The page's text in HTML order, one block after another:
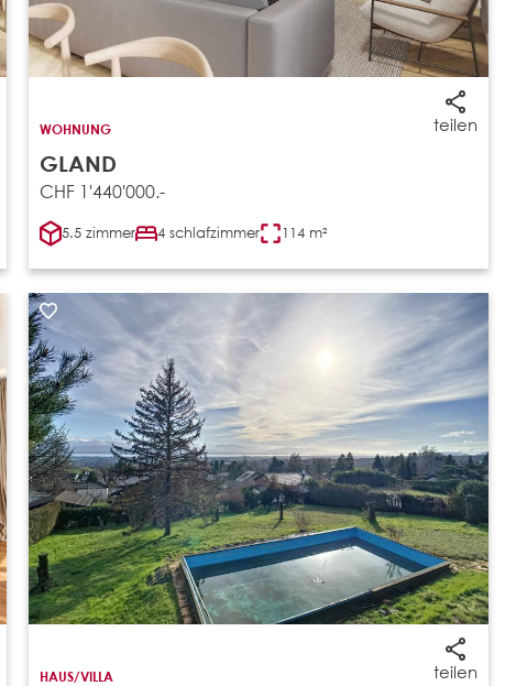
teilen
WOHNUNG
GLAND
CHF 1'440'000.-
5.5 zimmer 4 schlafzimmer 114 m²
teilen
HAUS/VILLA